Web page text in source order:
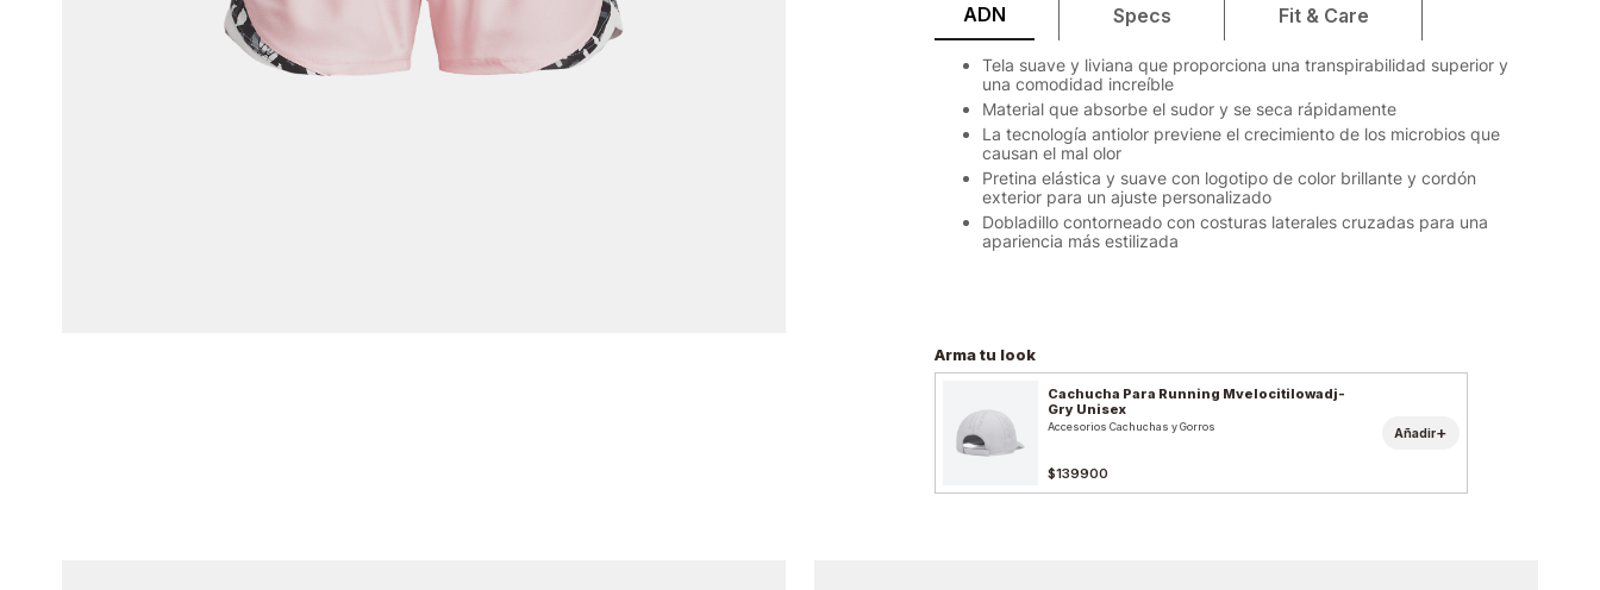
ADN Specs Fit & Care
Tela suave y liviana que proporciona una transpirabilidad superior y
una comodidad increíble
Material que absorbe el sudor y se seca rápidamente
La tecnología antiolor previene el crecimiento de los microbios que
causan el mal olor
Pretina elástica y suave con logotipo de color brillante y cordón
exterior para un ajuste personalizado
Dobladillo contorneado con costuras laterales cruzadas para una
apariencia más estilizada
Arma tu look
Cachucha Para Running Mvelocitilowadj-
Gry Unisex
Accesorios Cachuchas y Gorros
$139900
Añadir+